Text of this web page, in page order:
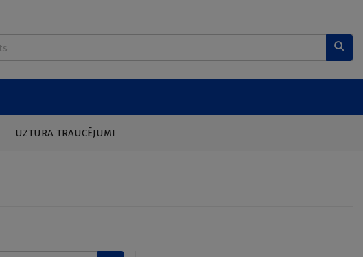
UZTURA TRAUCĒJUMI